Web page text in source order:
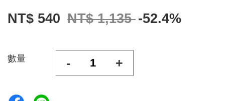
NT$ 540 NT$ 1,135 -52.4%
數量 - +